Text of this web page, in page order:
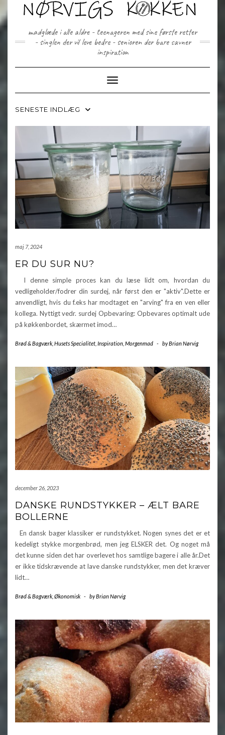
content
madglæde i alle aldre - teenageren med sine første retter
- singlen der vil leve bedre - senioren der bare savner
inspiration
Toggle Navigation
SENESTE INDLÆG
maj 7, 2024
ER DU SUR NU?
I denne simple proces kan du læse lidt om, hvordan du
vedligeholder/fodrer din surdej, når først den er "aktiv".Dette er
anvendligt, hvis du f.eks har modtaget en "arving" fra en ven eller
kollega. Nyttigt vedr. surdej Opbevaring: Opbevares optimalt ude
på køkkenbordet, skærmet imod…
Brød & Bagværk Husets Specialitet Inspiration Morgenmad - byBrian Nørvig
december 26, 2023
DANSKE RUNDSTYKKER – ÆLT BARE
BOLLERNE
En dansk bager klassiker er rundstykket. Nogen synes det er et
kedeligt stykke morgenbrød, men jeg ELSKER det. Og noget må
det kunne siden det har overlevet hos samtlige bagere i alle år.Det
er ikke tidskrævende at lave danske rundstykker, men det kræver
lidt…
Brød & Bagværk Økonomisk - byBrian Nørvig